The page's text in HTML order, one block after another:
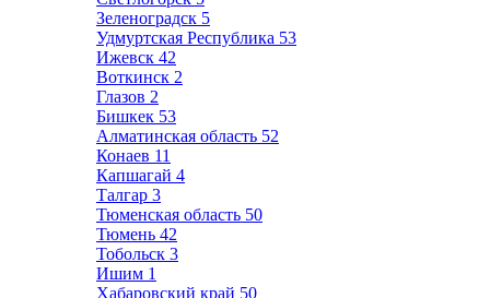
Зеленоградск 5
Удмуртская Республика 53
Ижевск 42
Воткинск 2
Глазов 2
Бишкек 53
Алматинская область 52
Конаев 11
Капшагай 4
Талгар 3
Тюменская область 50
Тюмень 42
Тобольск 3
Ишим 1
Хабаровский край 50